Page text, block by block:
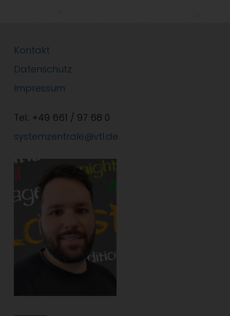
Kontakt
Datenschutz
Impressum
Tel.: +49 661 / 97 68 0
systemzentrale@vtl.de